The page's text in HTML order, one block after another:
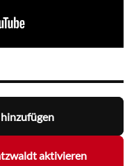
aktivieren